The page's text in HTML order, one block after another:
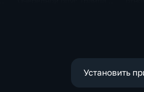
Установить